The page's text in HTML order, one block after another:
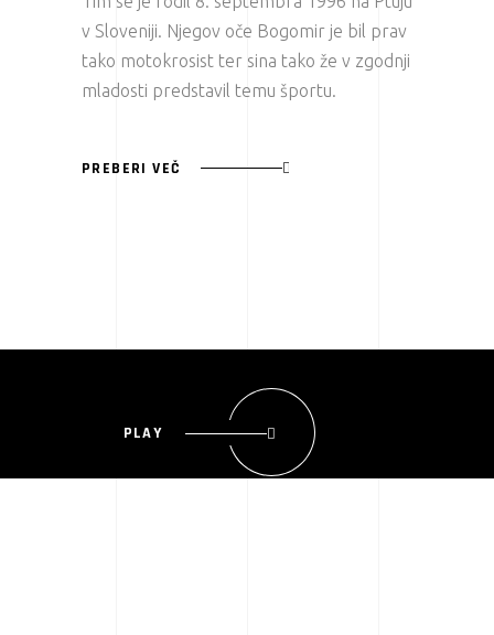
v Sloveniji. Njegov oče Bogomir je bil prav
tako motokrosist ter sina tako že v zgodnji
mladosti predstavil temu športu.
PREBERI VEČ
PLAY